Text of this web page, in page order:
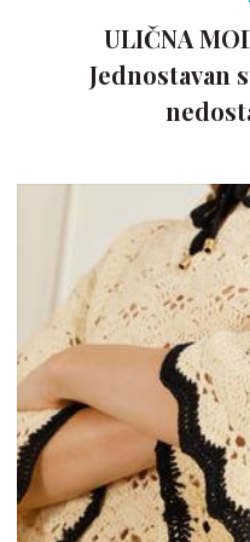
ULIČNA
Jednostavan